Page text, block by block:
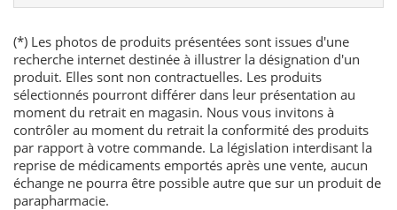
(*) Les photos de produits présentées sont issues d'une
recherche internet destinée à illustrer la désignation d'un
produit. Elles sont non contractuelles. Les produits
sélectionnés pourront différer dans leur présentation au
moment du retrait en magasin. Nous vous invitons à
contrôler au moment du retrait la conformité des produits
par rapport à votre commande. La législation interdisant la
reprise de médicaments emportés après une vente, aucun
échange ne pourra être possible autre que sur un produit de
parapharmacie.